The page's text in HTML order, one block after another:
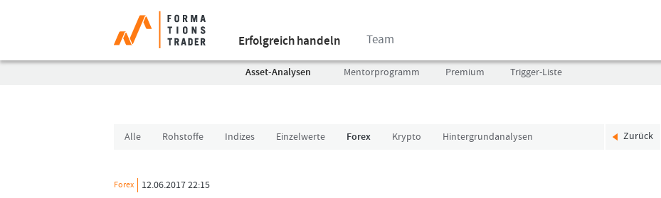
Erfolgreich handeln Team
Asset-Analysen Mentorprogramm Premium Trigger-Liste
Alle Rohstoffe Indizes Einzelwerte Forex Krypto Hintergrundanalysen
Forex 12.06.2017 22:15
Zurück